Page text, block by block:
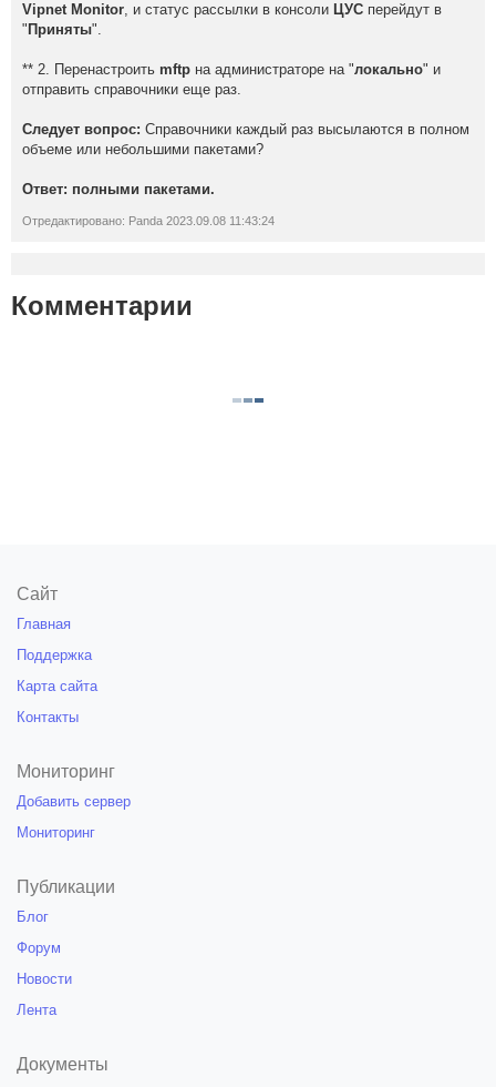
Vipnet Monitor, и статус рассылки в консоли ЦУС перейдут в
" Приняты".
** 2. Перенастроить mftp на администраторе на "локально" и
отправить справочники еще раз.
Следует вопрос: Справочники каждый раз высылаются в полном
объеме или небольшими пакетами?
Ответ: полными пакетами.
Отредактировано: Panda 2023.09.08 11:43:24
Комментарии
Сайт
Главная
Поддержка
Карта сайта
Контакты
Мониторинг
Добавить сервер
Мониторинг
Публикации
Блог
Форум
Новости
Лента
Документы